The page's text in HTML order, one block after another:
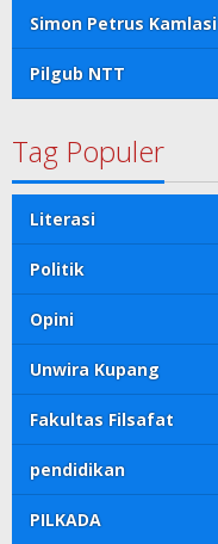
Simon Petrus Kamlasi
Pilgub NTT
Tag Populer
Literasi
Politik
Opini
Unwira Kupang
Fakultas Filsafat
pendidikan
PILKADA